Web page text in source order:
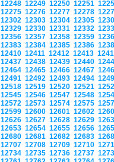
12248 12249 12250 12251
12275 12276 12277 12278
12302 12303 12304 12305
12329 12330 12331 12332
12356 12357 12358 12359
12383 12384 12385 12386
12410 12411 12412 12413
12437 12438 12439 12440
12464 12465 12466 12467
12491 12492 12493 12494
12518 12519 12520 12521
12545 12546 12547 12548
12572 12573 12574 12575
12599 12600 12601 12602
12626 12627 12628 12629
12653 12654 12655 12656
12680 12681 12682 12683
12707 12708 12709 12710
12734 12735 12736 12737